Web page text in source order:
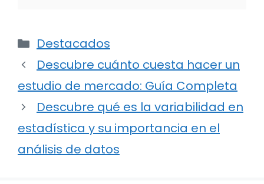
Categorías
Destacados
Descubre cuánto cuesta hacer un
estudio de mercado: Guía Completa
Descubre qué es la variabilidad en
estadística y su importancia en el
análisis de datos